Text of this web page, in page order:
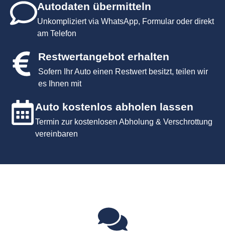
Autodaten übermitteln
Unkompliziert via WhatsApp, Formular oder direkt
am Telefon
Restwertangebot erhalten
Sofern Ihr Auto einen Restwert besitzt, teilen wir
es Ihnen mit
Auto kostenlos abholen lassen
Termin zur kostenlosen Abholung & Verschrottung
vereinbaren